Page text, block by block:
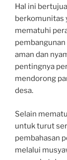
Hal ini
berkomunitas
mematuhi
aman dan
pentingnya
mendorong
desa.
Selain
untuk turut
pembahasan
melalui